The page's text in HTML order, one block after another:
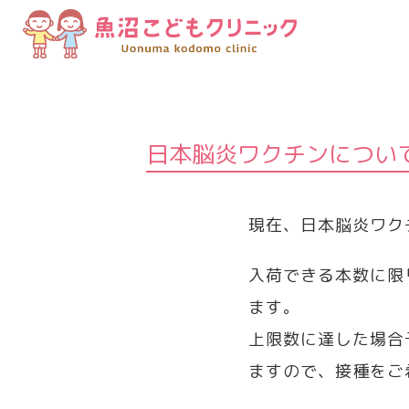
日本脳炎ワクチンについ
現在、日本脳炎ワク
入荷できる本数に
ます。
上限数に達した場
ますので、接種を